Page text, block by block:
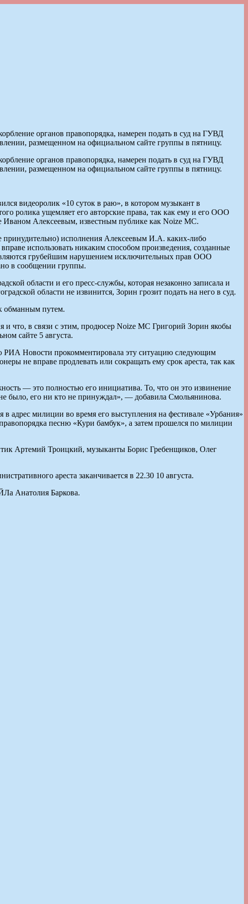
органов правопорядка, намерен подать в суд на ГУВД
размещенном на официальном сайте группы в пятницу.
органов правопорядка, намерен подать в суд на ГУВД
размещенном на официальном сайте группы в пятницу.
видеоролик «10 суток в раю», в котором музыкант в
ролика ущемляет его авторские права, так как ему и его ООО
Иваном Алексеевым, известным публике как Noize MC.
принудительно) исполнения Алексеевым И.А. каких-либо
использовать никаким способом произведения, созданные
грубейшим нарушением исключительных прав ООО
в сообщении группы.
области и его пресс-службы, которая незаконно записала и
области не извинится, Зорин грозит подать на него в суд.
обманным путем.
и что, в связи с этим, продюсер Noize MC Григорий Зорин якобы
сайте 5 августа.
РИА Новости прокомментировала эту ситуацию следующим
не вправе продлевать или сокращать ему срок ареста, так как
— это полностью его инициатива. То, что он это извинение
было, его ни кто не принуждал», — добавила Смольянинова.
в адрес милиции во время его выступления на фестивале «Урбания»
песню «Кури бамбук», а затем прошелся по милиции
Артемий Троицкий, музыканты Борис Гребенщиков, Олег
ареста заканчивается в 22.30 10 августа.
Анатолия Баркова.